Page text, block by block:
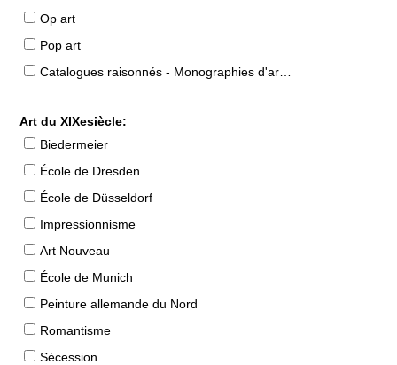
Op art
Pop art
Catalogues raisonnés - Monographies d'artistes
Art du XIXesiècle:
Biedermeier
École de Dresden
École de Düsseldorf
Impressionnisme
Art Nouveau
École de Munich
Peinture allemande du Nord
Romantisme
Sécession